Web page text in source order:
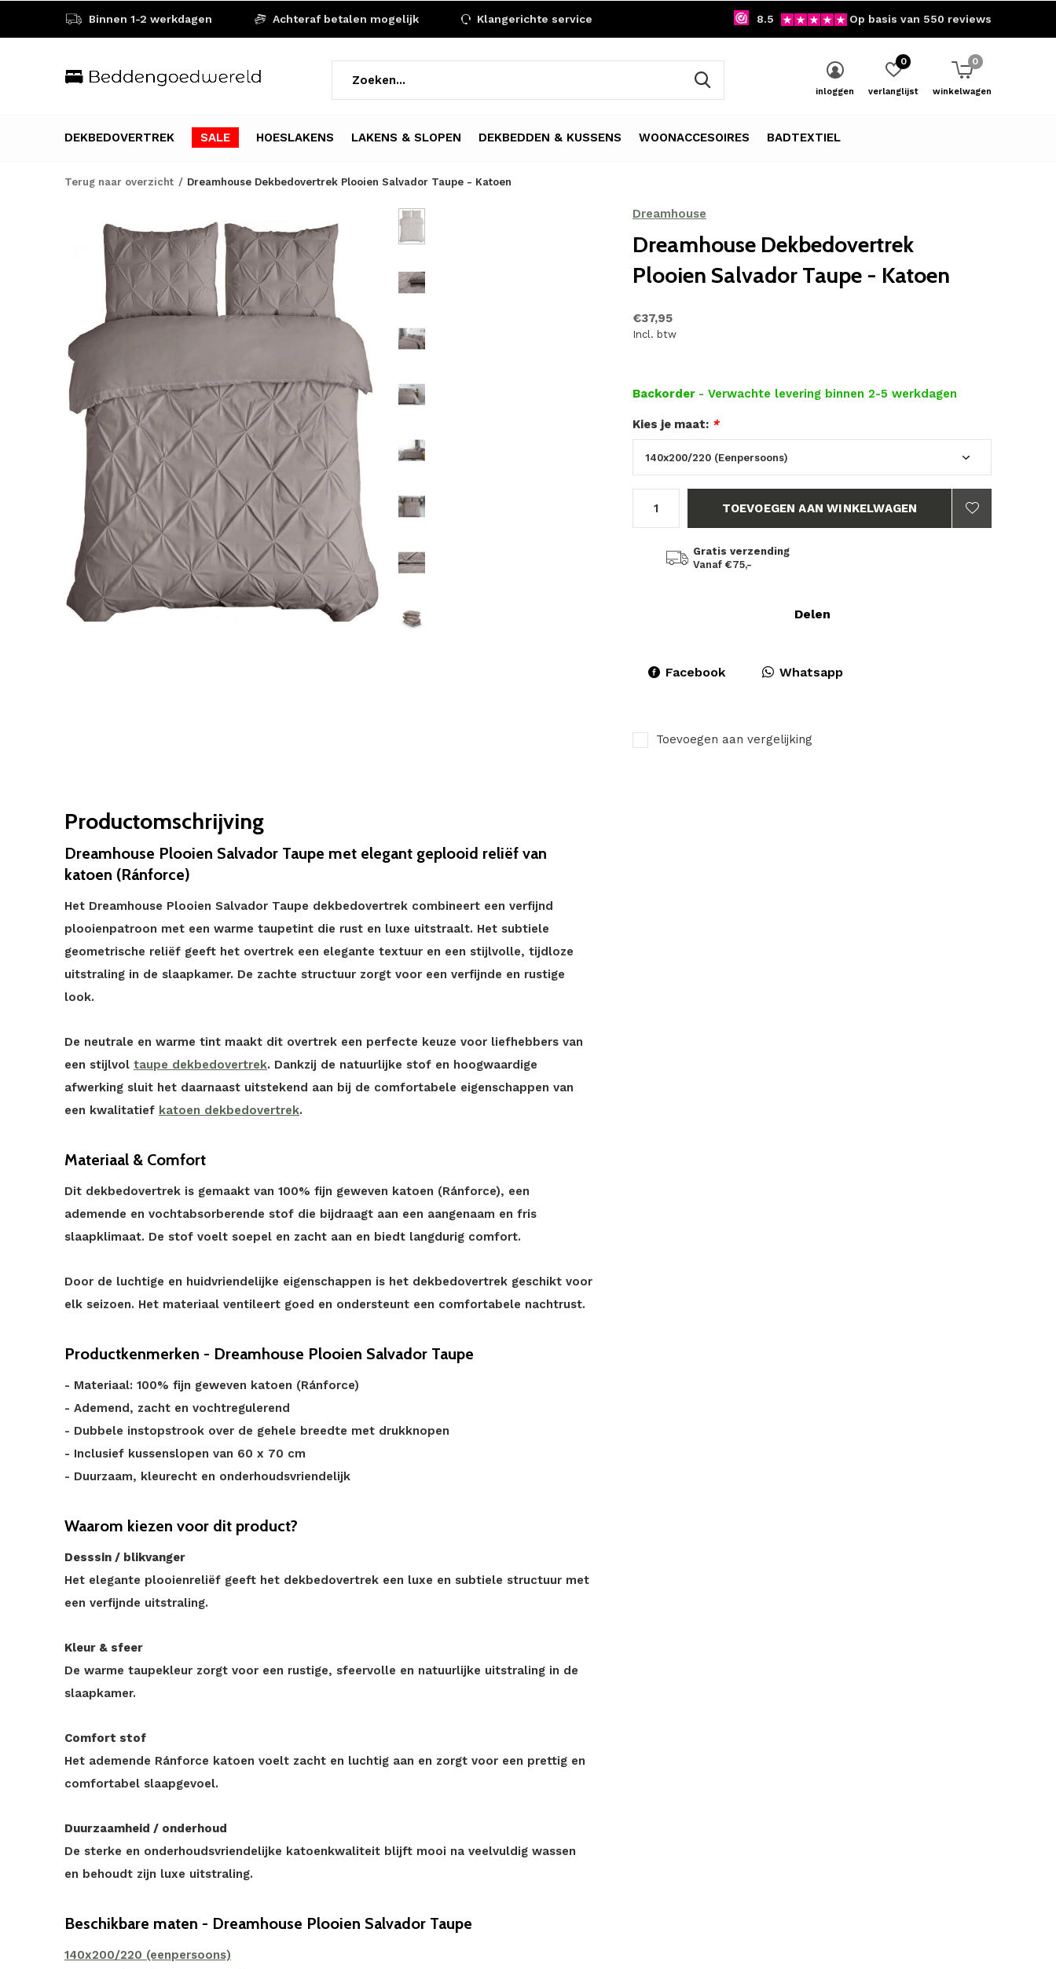
DEKBEDOVERTREK SALE HOESLAKENS LAKENS & SLOPEN DEKBEDDEN & KUSSENS WOONACCESOIRES BADTEXTIEL
inloggen verlanglijst
0
winkelwagen
0
Binnen 1-2 werkdagen Achteraf betalen mogelijk Klangerichte service 8.5 Op basis van 550 reviews
Terug naar overzicht Dreamhouse Dekbedovertrek Plooien Salvador Taupe - Katoen
Dreamhouse
Dreamhouse Dekbedovertrek
Plooien Salvador Taupe - Katoen
€37,95
Incl. btw
Backorder - Verwachte levering binnen 2-5 werkdagen
Kies je maat: *
TOEVOEGEN AAN WINKELWAGEN
Gratis verzending
Vanaf €75,-
Delen
Facebook Whatsapp
Toevoegen aan vergelijking
Productomschrijving
Dreamhouse Plooien Salvador Taupe met elegant geplooid reliëf van
katoen (Ránforce)
Het Dreamhouse Plooien Salvador Taupe dekbedovertrek combineert een verfijnd
plooienpatroon met een warme taupetint die rust en luxe uitstraalt. Het subtiele
geometrische reliëf geeft het overtrek een elegante textuur en een stijlvolle, tijdloze
uitstraling in de slaapkamer. De zachte structuur zorgt voor een verfijnde en rustige
look.
De neutrale en warme tint maakt dit overtrek een perfecte keuze voor liefhebbers van
een stijlvol taupe dekbedovertrek. Dankzij de natuurlijke stof en hoogwaardige
afwerking sluit het daarnaast uitstekend aan bij de comfortabele eigenschappen van
een kwalitatief katoen dekbedovertrek.
Materiaal & Comfort
Dit dekbedovertrek is gemaakt van 100% fijn geweven katoen (Ránforce), een
ademende en vochtabsorberende stof die bijdraagt aan een aangenaam en fris
slaapklimaat. De stof voelt soepel en zacht aan en biedt langdurig comfort.
Door de luchtige en huidvriendelijke eigenschappen is het dekbedovertrek geschikt voor
elk seizoen. Het materiaal ventileert goed en ondersteunt een comfortabele nachtrust.
Productkenmerken - Dreamhouse Plooien Salvador Taupe
- Materiaal: 100% fijn geweven katoen (Ránforce)
- Ademend, zacht en vochtregulerend
- Dubbele instopstrook over de gehele breedte met drukknopen
- Inclusief kussenslopen van 60 x 70 cm
- Duurzaam, kleurecht en onderhoudsvriendelijk
Waarom kiezen voor dit product?
Desssin / blikvanger
Het elegante plooienreliëf geeft het dekbedovertrek een luxe en subtiele structuur met
een verfijnde uitstraling.
Kleur & sfeer
De warme taupekleur zorgt voor een rustige, sfeervolle en natuurlijke uitstraling in de
slaapkamer.
Comfort stof
Het ademende Ránforce katoen voelt zacht en luchtig aan en zorgt voor een prettig en
comfortabel slaapgevoel.
Duurzaamheid / onderhoud
De sterke en onderhoudsvriendelijke katoenkwaliteit blijft mooi na veelvuldig wassen
en behoudt zijn luxe uitstraling.
Beschikbare maten - Dreamhouse Plooien Salvador Taupe
140x200/220 (eenpersoons)